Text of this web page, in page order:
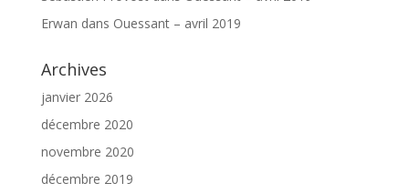
Erwan dans Ouessant – avril 2019
Archives
janvier 2026
décembre 2020
novembre 2020
décembre 2019